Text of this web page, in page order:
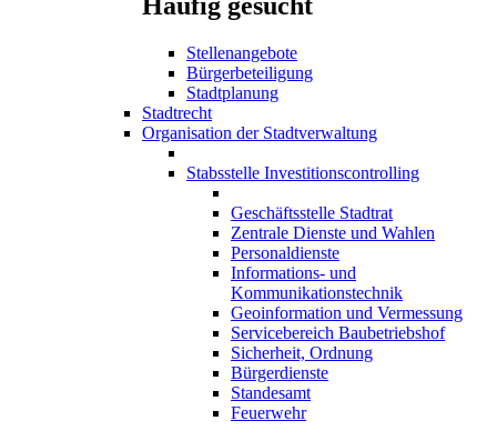
Häufig gesucht
Stellenangebote
Bürgerbeteiligung
Stadtplanung
Stadtrecht
Organisation der Stadtverwaltung
Stabsstelle Investitionscontrolling
Geschäftsstelle Stadtrat
Zentrale Dienste und Wahlen
Personaldienste
Informations- und
Kommunikationstechnik
Geoinformation und Vermessung
Servicebereich Baubetriebshof
Sicherheit, Ordnung
Bürgerdienste
Standesamt
Feuerwehr